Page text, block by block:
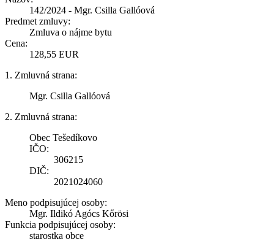
142/2024 - Mgr. Csilla Gallóová
Predmet zmluvy:
Zmluva o nájme bytu
Cena:
128,55 EUR
1. Zmluvná strana:
Mgr. Csilla Gallóová
2. Zmluvná strana:
Obec Tešedíkovo
IČO:
306215
DIČ:
2021024060
Meno podpisujúcej osoby:
Mgr. Ildikó Agócs Kőrösi
Funkcia podpisujúcej osoby:
starostka obce